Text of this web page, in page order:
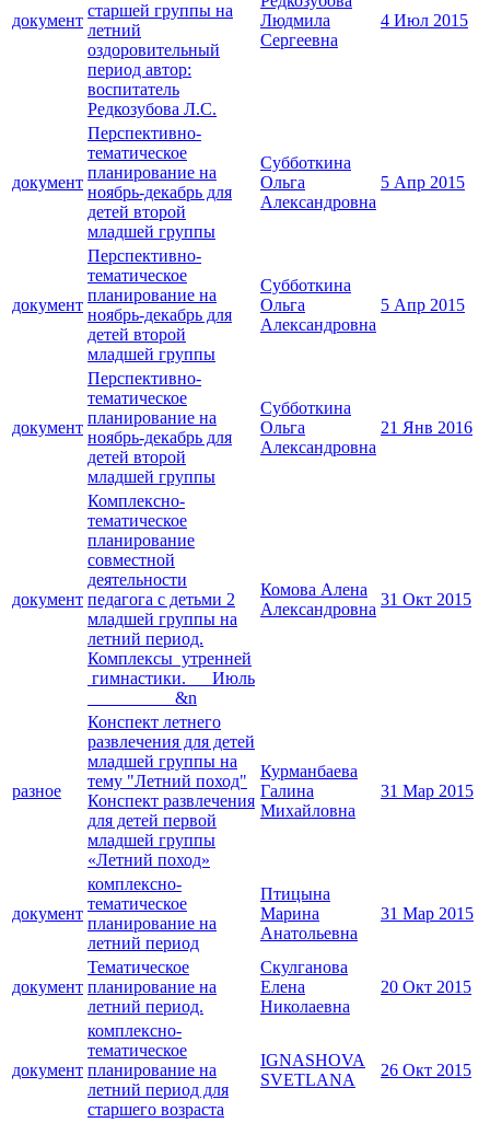
документ
старшей группы на
летний
оздоровительный
период автор:
воспитатель
Редкозубова Л.С.
Людмила
Сергеевна
4 Июл 2015
документ
Перспективно-
тематическое
планирование на
ноябрь-декабрь для
детей второй
младшей группы
Субботкина
Ольга
Александровна
5 Апр 2015
документ
Перспективно-
тематическое
планирование на
ноябрь-декабрь для
детей второй
младшей группы
Субботкина
Ольга
Александровна
5 Апр 2015
документ
Перспективно-
тематическое
планирование на
ноябрь-декабрь для
детей второй
младшей группы
Субботкина
Ольга
Александровна
21 Янв 2016
документ
Комплексно-
тематическое
планирование
совместной
деятельности
педагога с детьми 2
младшей группы на
летний период.
Комплексы утренней
гимнастики. Июль
&n
Комова Алена
Александровна
31 Окт 2015
разное
Конспект летнего
развлечения для детей
младшей группы на
тему "Летний поход"
Конспект развлечения
для детей первой
младшей группы
«Летний поход»
Курманбаева
Галина
Михайловна
31 Мар 2015
документ
комплексно-
тематическое
планирование на
летний период
Птицына
Марина
Анатольевна
31 Мар 2015
документ
Тематическое
планирование на
летний период.
Cкулганова
Елена
Николаевна
20 Окт 2015
документ
комплексно-
тематическое
планирование на
летний период для
старшего возраста
IGNASHOVA
SVETLANA
26 Окт 2015